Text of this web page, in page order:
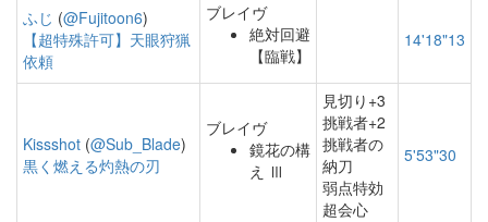
ふじ (@Fujitoon6)
【超特殊許可】天眼狩猟
依頼
ブレイヴ
絶対回避
【臨戦】
14'18"13
Kissshot (@Sub_Blade)
黒く燃える灼熱の刃
ブレイヴ
鏡花の構
え Ⅲ
見切り+3
挑戦者+2
挑戦者の
納刀
弱点特効
超会心
5'53"30